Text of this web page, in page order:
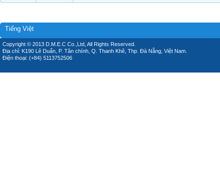
Tiếng Việt
Copyright © 2013 D.M.E.C Co.,Ltd, All Rights Reserved.
Địa chỉ: K190 Lê Duẩn, P. Tân chính, Q. Thanh Khê, Thp. Đà Nẵng, Việt Nam.
Điện thoại: (+84) 5113752506